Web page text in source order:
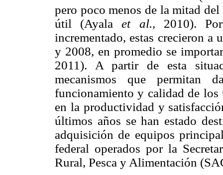
pero poco menos de la mitad
útil (Ayalaet al., 2010).
incrementado, estas crecieron a
y 2008, en promedio se
2011). A partir de esta
mecanismos que
funcionamiento y calidad de
en la productividad y
últimos años se han estado
adquisición de equipos
federal operados por la
Rural, Pesca y Alimentación